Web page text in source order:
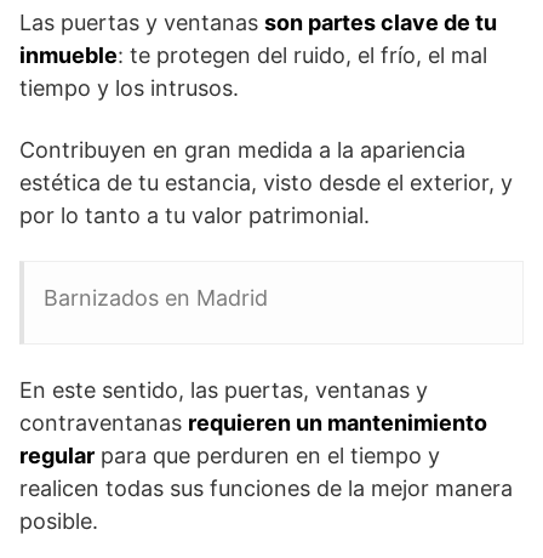
Las puertas y ventanas son partes clave de tu
inmueble: te protegen del ruido, el frío, el mal
tiempo y los intrusos.
Contribuyen en gran medida a la apariencia
estética de tu estancia, visto desde el exterior, y
por lo tanto a tu valor patrimonial.
Barnizados en Madrid
En este sentido, las puertas, ventanas y
contraventanas requieren un mantenimiento
regular para que perduren en el tiempo y
realicen todas sus funciones de la mejor manera
posible.